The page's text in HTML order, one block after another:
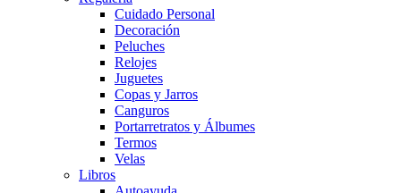
Cuidado Personal
Decoración
Peluches
Relojes
Juguetes
Copas y Jarros
Canguros
Portarretratos y Álbumes
Termos
Velas
Libros